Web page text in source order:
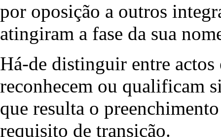
por oposição a outros
atingiram a fase da sua
Há-de distinguir entre
reconhecem ou qualificam
que resulta o
requisito de transição.